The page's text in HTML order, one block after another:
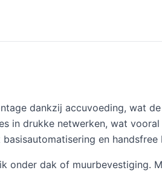
dankzij accuvoeding, wat
in drukke netwerken, wat
en handsfree
dak of muurbevestiging.